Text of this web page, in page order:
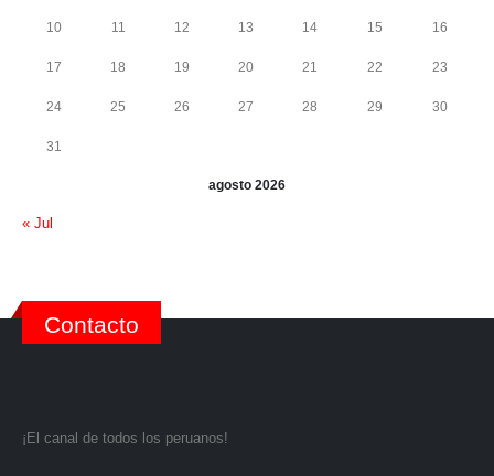
agosto 2026
10 11 12 13 14 15 16
17 18 19 20 21 22 23
24 25 26 27 28 29 30
31
« Jul
Contacto
¡El canal de todos los peruanos!